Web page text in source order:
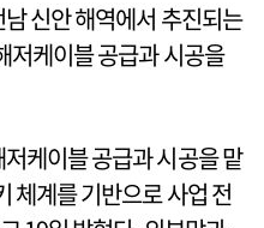
신안 해역에서 추진되는
저케이블 공급과 시공을
케이블 공급과 시공을 맡
체계를 기반으로 사업 전